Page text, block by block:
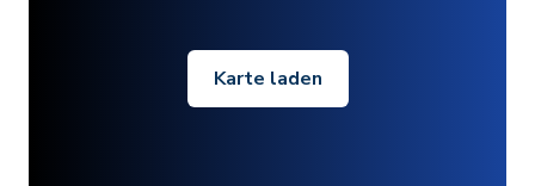
Karte laden